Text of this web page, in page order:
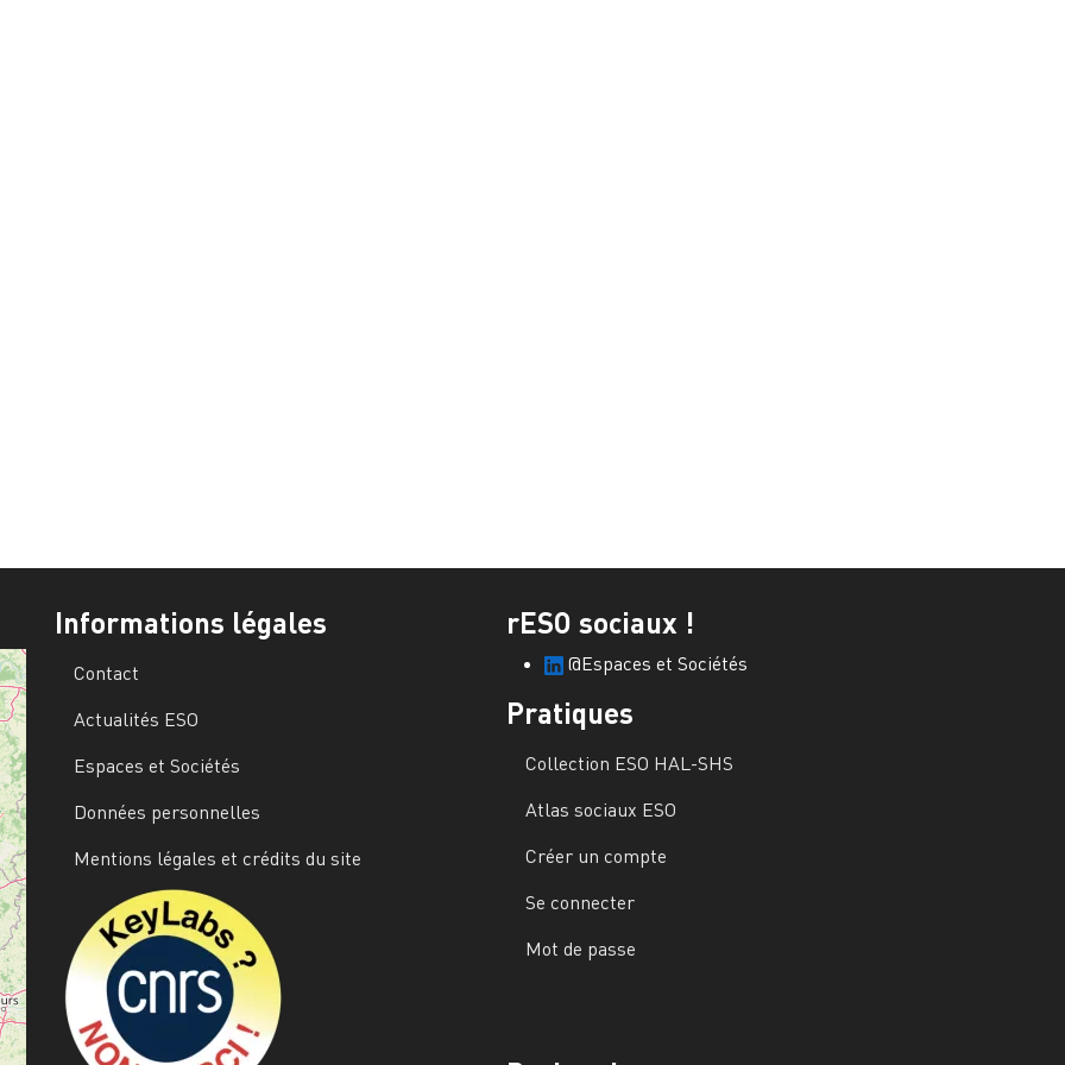
Informations légales
Contact
Actualités ESO
Espaces et Sociétés
Données personnelles
Mentions légales et crédits du site
rESO sociaux !
@Espaces et Sociétés
Pratiques
Collection ESO HAL-SHS
Atlas sociaux ESO
Créer un compte
Se connecter
Mot de passe